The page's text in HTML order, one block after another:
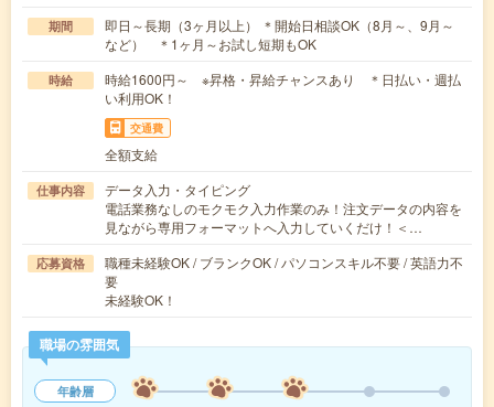
期間
即日～長期（3ヶ月以上） ＊開始日相談OK（8月～、9月～
など） ＊1ヶ月～お試し短期もOK
時給
時給1600円～ ※昇格・昇給チャンスあり ＊日払い・週払
い利用OK！
交通費
全額支給
仕事内容
データ入力・タイピング
電話業務なしのモクモク入力作業のみ！注文データの内容を
見ながら専用フォーマットへ入力していくだけ！＜…
応募資格
職種未経験OK / ブランクOK / パソコンスキル不要 / 英語力不
要
未経験OK！
職場の雰囲気
年齢層